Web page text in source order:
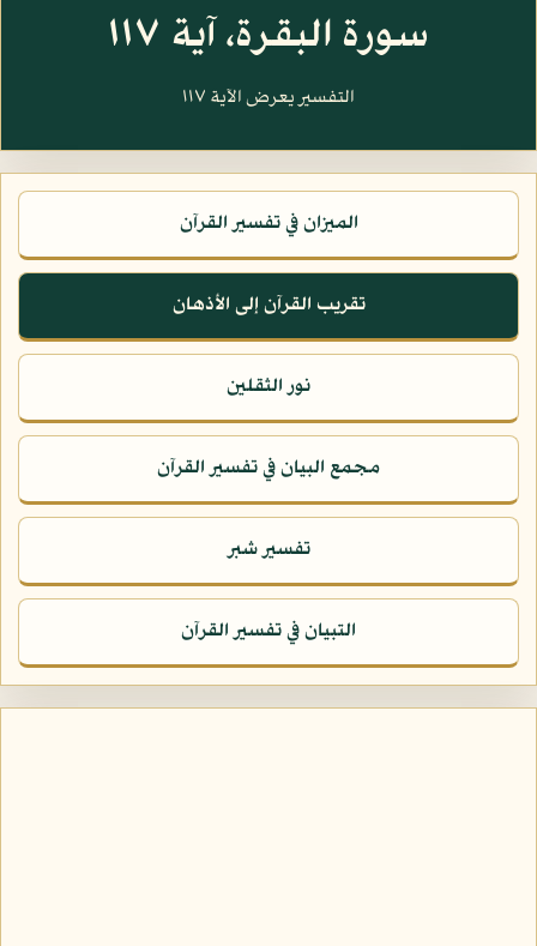
سورة البقرة، آية ١١٧
التفسير يعرض الآية ١١٧
الميزان في تفسير القرآن
تقريب القرآن إلى الأذهان
نور الثقلين
مجمع البيان في تفسير القرآن
تفسير شبر
التبيان في تفسير القرآن